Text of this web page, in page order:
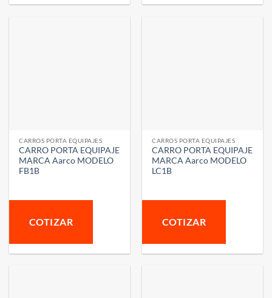
CARROS PORTA EQUIPAJES
CARRO PORTA EQUIPAJE
MARCA Aarco MODELO
FB1B
COTIZAR
CARROS PORTA EQUIPAJES
CARRO PORTA EQUIPAJE
MARCA Aarco MODELO
LC1B
COTIZAR